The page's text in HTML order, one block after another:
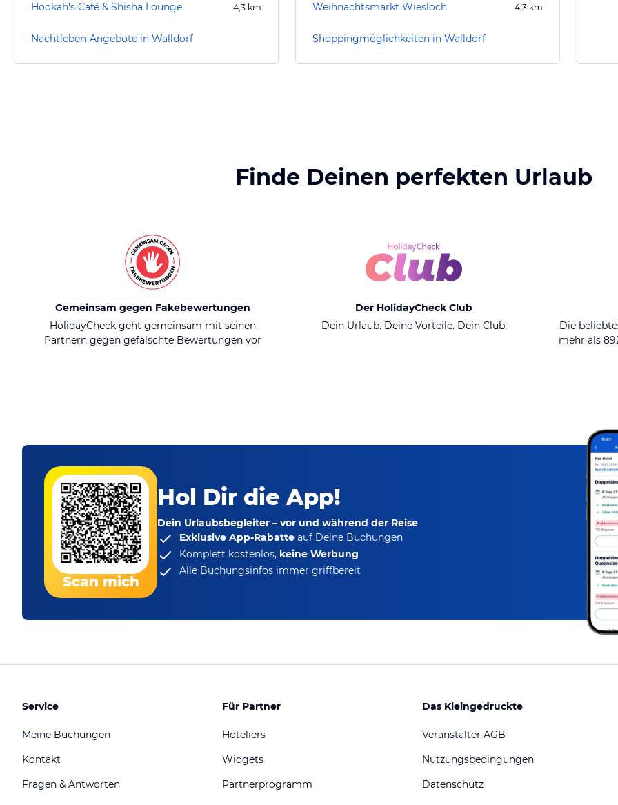
Hookah's Café & Shisha Lounge 4,3 km
Nachtleben-Angebote in Walldorf
Weihnachtsmarkt Wiesloch 4,3 km
Shoppingmöglichkeiten in Walldorf
Finde Deinen perfekten Urlaub
Gemeinsam gegen Fakebewertungen
HolidayCheck geht gemeinsam mit seinen
Partnern gegen gefälschte Bewertungen vor
Der HolidayCheck Club
Dein Urlaub. Deine Vorteile. Dein Club.
Die
mehr als
Scan mich
Hol Dir die App!
Dein Urlaubsbegleiter – vor und während der Reise
Exklusive App-Rabatte auf Deine Buchungen
Komplett kostenlos, keine Werbung
Alle Buchungsinfos immer griffbereit
Service
Meine Buchungen
Kontakt
Fragen & Antworten
Für Partner
Hoteliers
Widgets
Partnerprogramm
Das Kleingedruckte
Veranstalter AGB
Nutzungsbedingungen
Datenschutz